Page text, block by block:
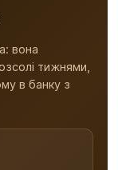
вона
тижнями,
в банку з